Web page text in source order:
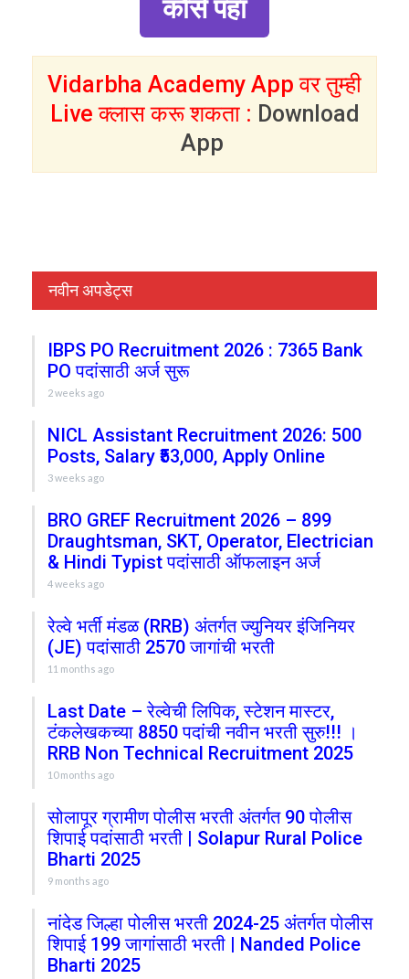
कोर्स पहा
Vidarbha Academy App वर तुम्ही
Live क्लास करू शकता : Download
App
नवीन अपडेट्स
IBPS PO Recruitment 2026 : 7365 Bank
PO पदांसाठी अर्ज सुरू
2 weeks ago
NICL Assistant Recruitment 2026: 500
Posts, Salary ₹53,000, Apply Online
3 weeks ago
BRO GREF Recruitment 2026 – 899
Draughtsman, SKT, Operator, Electrician
& Hindi Typist पदांसाठी ऑफलाइन अर्ज
4 weeks ago
रेल्वे भर्ती मंडळ (RRB) अंतर्गत ज्युनियर इंजिनियर
(JE) पदांसाठी 2570 जागांची भरती
11 months ago
Last Date – रेल्वेची लिपिक, स्टेशन मास्टर,
टंकलेखकच्या 8850 पदांची नवीन भरती सुरु!!! ।
RRB Non Technical Recruitment 2025
10 months ago
सोलापूर ग्रामीण पोलीस भरती अंतर्गत 90 पोलीस
शिपाई पदांसाठी भरती | Solapur Rural Police
Bharti 2025
9 months ago
नांदेड जिल्हा पोलीस भरती 2024-25 अंतर्गत पोलीस
शिपाई 199 जागांसाठी भरती | Nanded Police
Bharti 2025